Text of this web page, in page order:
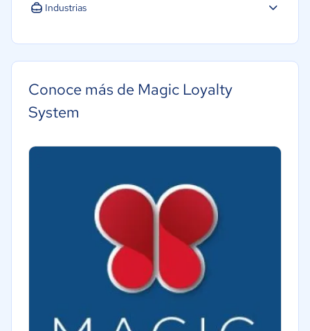
Industrias
Conoce más de Magic Loyalty
System